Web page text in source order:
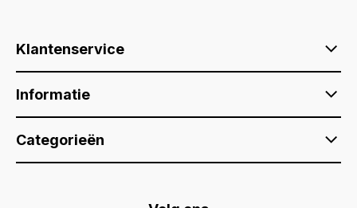
Klantenservice
Informatie
Categorieën